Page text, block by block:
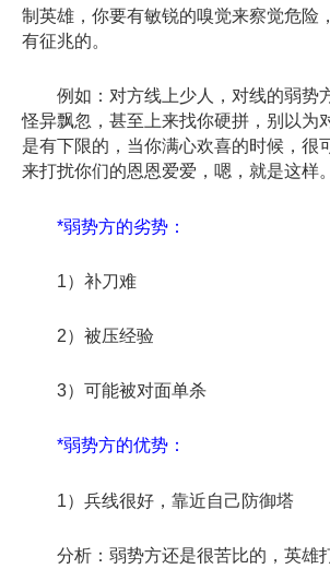
制英雄，你要有敏锐的嗅觉来察觉危险
有征兆的。
例如：对方线上少人，对线的弱势
怪异飘忽，甚至上来找你硬拼，别以为
是有下限的，当你满心欢喜的时候，很
来打扰你们的恩恩爱爱，嗯，就是这样。
*弱势方的劣势：
1）补刀难
2）被压经验
3）可能被对面单杀
*弱势方的优势：
1）兵线很好，靠近自己防御塔
分析：弱势方还是很苦比的，英雄